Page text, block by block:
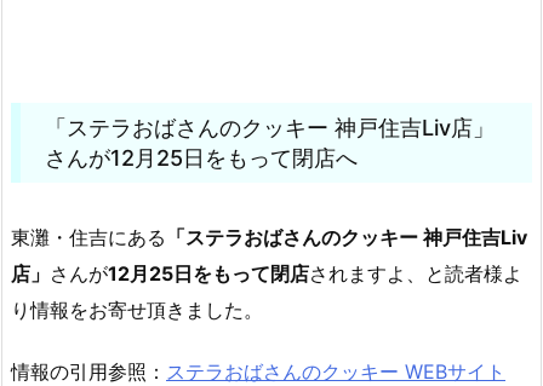
「ステラおばさんのクッキー 神戸住吉Liv店」
さんが12月25日をもって閉店へ
東灘・住吉にある 「ステラおばさんのクッキー 神戸住吉Liv
店」 さんが12月25日をもって閉店されますよ、と読者様よ
り情報をお寄せ頂きました。
情報の引用参照： ステラおばさんのクッキー WEBサイト